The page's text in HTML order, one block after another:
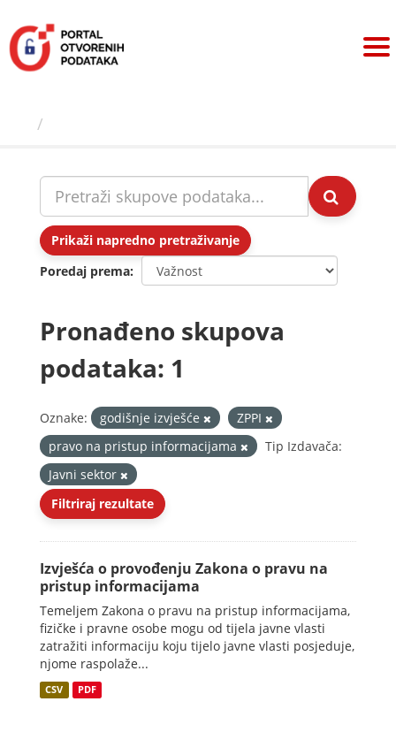
sadržaj
Prikaži napredno pretraživanje
Poredaj prema
Pronađeno skupova
podataka: 1
Oznake: godišnje izvješće
ZPPI
pravo na pristup informacijama
Tip Izdavača:
Javni sektor
Filtriraj rezultate
Izvješća o provođenju Zakona o pravu na
pristup informacijama
Temeljem Zakona o pravu na pristup informacijama,
fizičke i pravne osobe mogu od tijela javne vlasti
zatražiti informaciju koju tijelo javne vlasti posjeduje,
njome raspolaže...
CSV PDF